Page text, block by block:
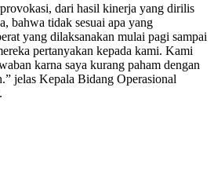
dari hasil kinerja yang dirilis
bahwa tidak sesuai apa yang
yang dilaksanakan mulai pagi sampai
pertanyakan kepada kami. Kami
karna saya kurang paham dengan
jelas Kepala Bidang Operasional